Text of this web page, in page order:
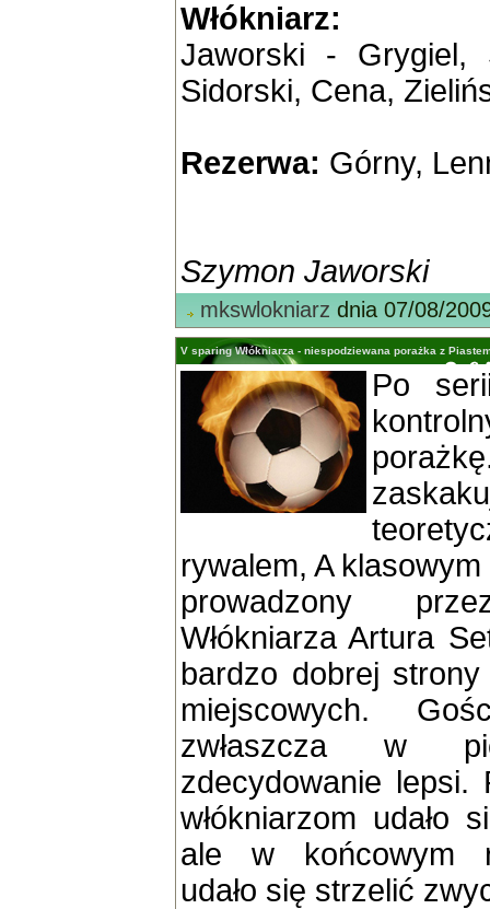
Włókniarz:
Jaworski - Grygiel,
Sidorski, Cena,
Rezerwa: Górny,
Szymon Jaworski
mkswlokniarz dnia 07/08/
V sparing Włókniarza - niespodziewana porażka z
Po
rywalem, A
prowadzony
Włókniarza Artura
bardzo dobrej
miejscowych.
zwłaszcza w
zdecydowanie
włókniarzom udało
ale w końcowym
udało się strzelić